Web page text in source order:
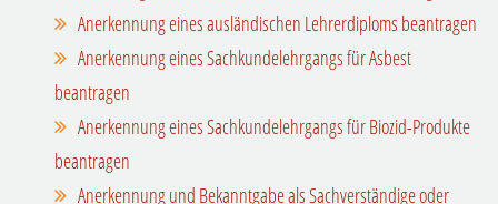
Anerkennung eines ausländischen Lehrerdiploms beantragen
Anerkennung eines Sachkundelehrgangs für Asbest
beantragen
Anerkennung eines Sachkundelehrgangs für Biozid-Produkte
beantragen
Anerkennung und Bekanntgabe als Sachverständige oder